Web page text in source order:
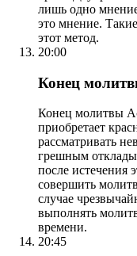
лишь одно
это мнение.
этот метод.
20:00
Конец
Конец молитвы
приобретает
рассматривать
грешным
после истечения
совершить
случае
выполнять
времени.
20:45